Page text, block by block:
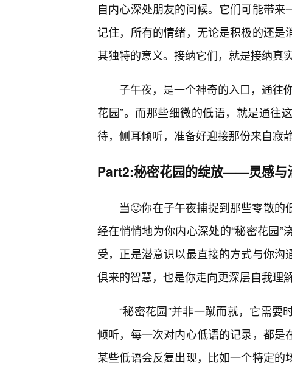
自内心深处朋友的问候。它们可能带
记住，所有的情绪，无论是积极的还
其独特的意义。接纳它们，就是接纳真
子午夜，是一个神奇的入口，通往
花园”。而那些细微的低语，就是通往
待，侧耳倾听，准备好迎接那份来自寂
Part2:秘密花园的绽放——灵感与
当🙂你在子午夜捕捉到那些零散
经在悄悄地为你内心深处的“秘密花园
受，正是潜意识以最直接的方式与你
俱来的智慧，也是你走向更深层自我理
“秘密花园”并非一蹴而就，它需
倾听，每一次对内心低语的记录，都是
某些低语会反复出现，比如一个特定